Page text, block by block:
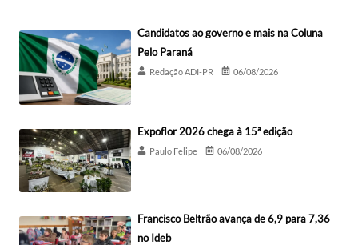
Candidatos ao governo e mais na Coluna
Pelo Paraná
Redação ADI-PR 06/08/2026
Expoflor 2026 chega à 15ª edição
Paulo Felipe 06/08/2026
Francisco Beltrão avança de 6,9 para 7,36
no Ideb